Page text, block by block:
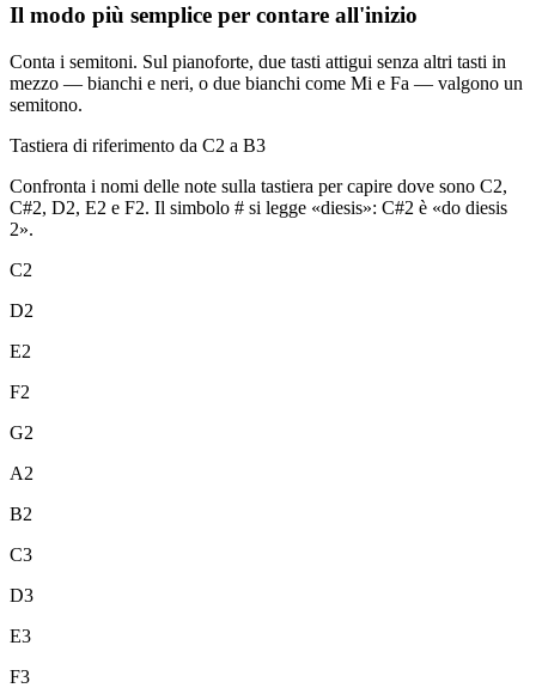
Il modo più semplice per contare all'inizio
Conta i semitoni. Sul pianoforte, due tasti attigui senza altri tasti in
mezzo — bianchi e neri, o due bianchi come Mi e Fa — valgono un
semitono.
Tastiera di riferimento da C2 a B3
Confronta i nomi delle note sulla tastiera per capire dove sono C2,
C#2, D2, E2 e F2. Il simbolo # si legge «diesis»: C#2 è «do diesis
2».
C2
D2
E2
F2
G2
A2
B2
C3
D3
E3
F3